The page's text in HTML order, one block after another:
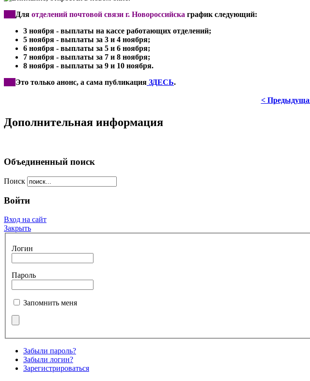
Для отделений почтовой связи г. Новороссийска график следующий:
3 ноября - выплаты на кассе работающих отделений;
5 ноября - выплаты за 3 и 4 ноября;
6 ноября - выплаты за 5 и 6 ноября;
7 ноября - выплаты за 7 и 8 ноября;
8 ноября - выплаты за 9 и 10 ноября.
Это только анонс, а сама публикация ЗДЕСЬ.
<
Дополнительная информация
Объединенный поиск
Поиск
Войти
Вход на сайт
Закрыть
Логин
Пароль
Запомнить меня
Забыли пароль?
Забыли логин?
Зарегистрироваться